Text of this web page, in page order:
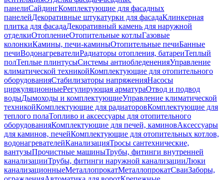
панелиСайдингКомплектующие для фасадных
панелейДекоративные штукатурки для фасадаКлинкерная
плитка для фасадаДекоративный камень для наружной
отделкиОтоплениеОтопительные котлыГазовые
колонкиКамины, печи-каминыОтопительные печиБанные
печиВодонагревателиРадиаторы отопления, батареиТеплый
полТеплые плинтусыСистемы антиобледененияУправление
климатической техникойКомплектующие для отопительного
оборудованияСтабилизаторы напряженияНасосы
циркуляционныеРегулирующая арматураОтвод и подвод
водыДымоходы и комплектующиеУправление климатической
техникойКомплектующие для радиаторовКомплектующие для
теплого полаТопливо и аксессуары для отопительного
оборудованияКомплектующие для печей, каминовАксессуары
для каминов, печейКомплектующие для отопительных котлов,
водонагревателейКанализацияТросы сантехнические,
вантузыПрочистные машиныТрубы, фитинги внутренней
канализацииТрубы, фитинги наружной канализацииЛюки
канализационныеМеталлопрокатМеталлопрокатСваиЗаборы,